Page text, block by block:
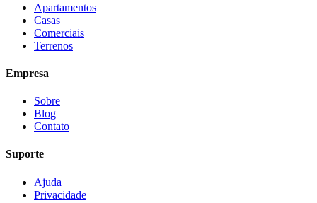
Apartamentos
Casas
Comerciais
Terrenos
Empresa
Sobre
Blog
Contato
Suporte
Ajuda
Privacidade